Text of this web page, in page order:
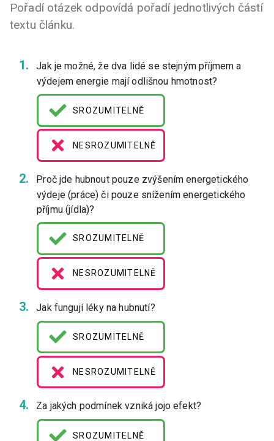
Pořadí otázek odpovídá pořadí jednotlivých částí
textu článku.
Jak je možné, že dva lidé se stejným příjmem a
výdejem energie mají odlišnou hmotnost?
SROZUMITELNĚ
NESROZUMITELNĚ
Proč jde hubnout pouze zvýšením energetického
výdeje (práce) či pouze snížením energetického
příjmu (jídla)?
SROZUMITELNĚ
NESROZUMITELNĚ
Jak fungují léky na hubnutí?
SROZUMITELNĚ
NESROZUMITELNĚ
Za jakých podmínek vzniká jojo efekt?
SROZUMITELNĚ